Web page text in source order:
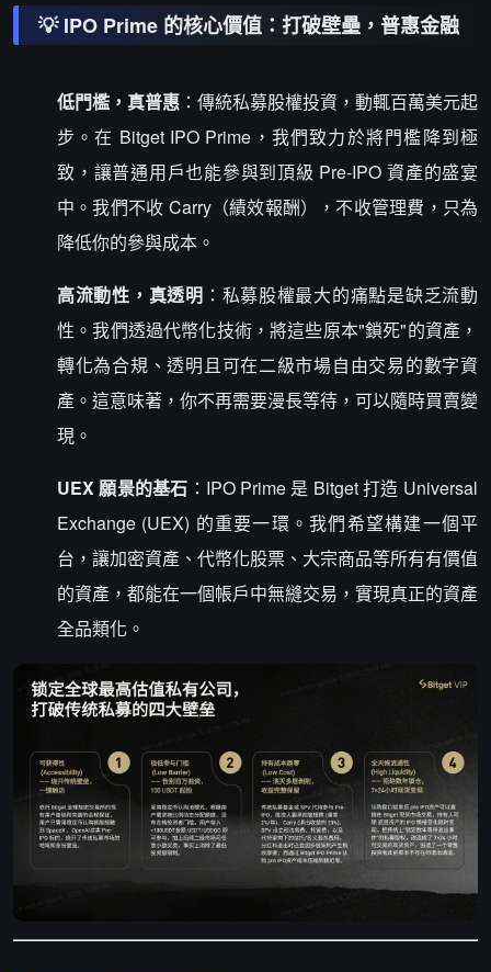
💡 IPO Prime 的核心價值：打破壁壘，普惠金融
低門檻，真普惠 ：傳統私募股權投資，動輒百萬美元起
步。在 Bitget IPO Prime，我們致力於將門檻降到極
致，讓普通用戶也能參與到頂級 Pre-IPO 資產的盛宴
中。我們不收 Carry（績效報酬），不收管理費，只為
降低你的參與成本。
高流動性，真透明 ：私募股權最大的痛點是缺乏流動
性。我們透過代幣化技術，將這些原本"鎖死"的資產，
轉化為合規、透明且可在二級市場自由交易的數字資
產。這意味著，你不再需要漫長等待，可以隨時買賣變
現。
UEX 願景的基石 ：IPO Prime 是 Bitget 打造 Universal
Exchange (UEX) 的重要一環。我們希望構建一個平
台，讓加密資產、代幣化股票、大宗商品等所有有價值
的資產，都能在一個帳戶中無縫交易，實現真正的資產
全品類化。